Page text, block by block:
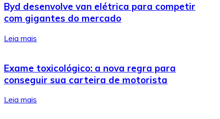
Byd desenvolve van elétrica para competir
com gigantes do mercado
Leia mais
Exame toxicológico: a nova regra para
conseguir sua carteira de motorista
Leia mais